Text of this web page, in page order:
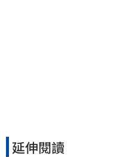
延伸閱讀